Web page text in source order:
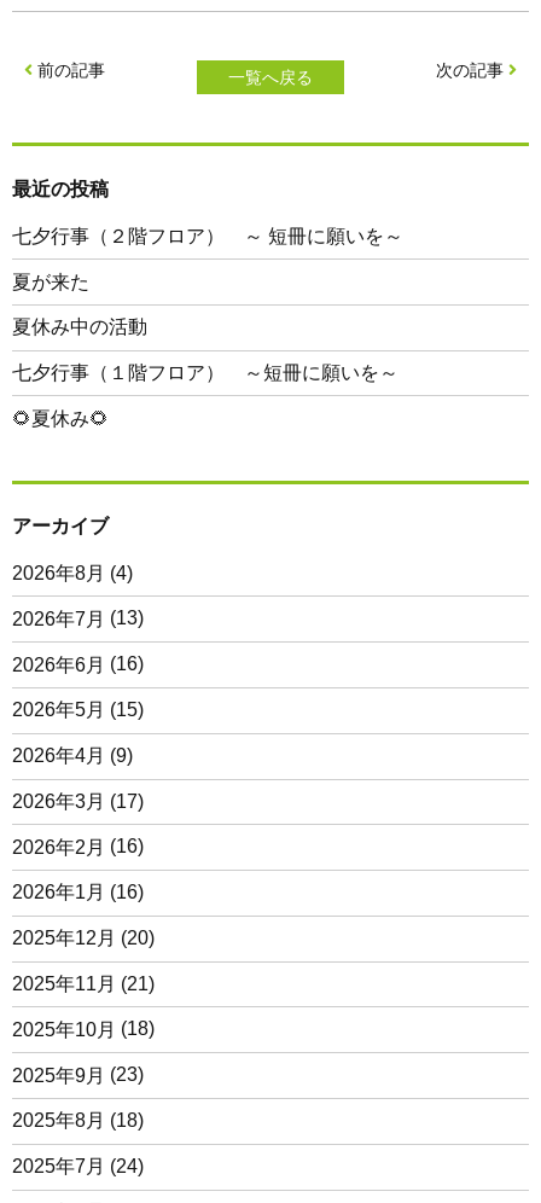
前の記事 一覧へ戻る 次の記事
最近の投稿
七夕行事（２階フロア） ～ 短冊に願いを～
夏が来た
夏休み中の活動
七夕行事（１階フロア） ～短冊に願いを～
🌻夏休み🌻
アーカイブ
2026年8月 (4)
2026年7月 (13)
2026年6月 (16)
2026年5月 (15)
2026年4月 (9)
2026年3月 (17)
2026年2月 (16)
2026年1月 (16)
2025年12月 (20)
2025年11月 (21)
2025年10月 (18)
2025年9月 (23)
2025年8月 (18)
2025年7月 (24)